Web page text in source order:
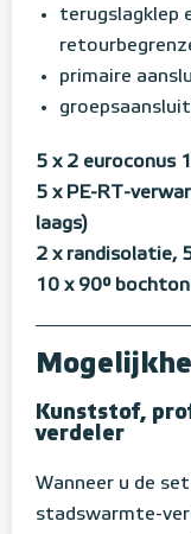
terugslagklep
primaire
5 x 2 euroconus
5 x PE-RT-
laags)
2 x randisolatie,
10 x 90°
Kunststof,
verdeler
Wanneer u de
stadswarmte-